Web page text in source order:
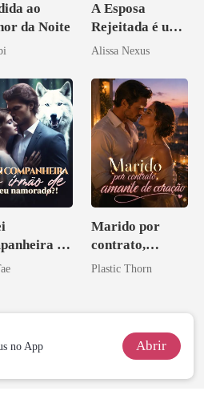
ao
da Noite
A Esposa
Rejeitada é uma
Zilionária
Alissa Nexus
do
de meu
Marido por
contrato,
amante de
Plastic Thorn
no App Abrir